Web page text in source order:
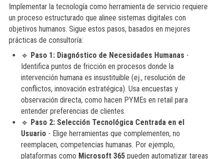
Implementar la tecnología como herramienta de servicio requiere
un proceso estructurado que alinee sistemas digitales con
objetivos humanos. Sigue estos pasos, basados en mejores
prácticas de consultoría:
🔹 Paso 1: Diagnóstico de Necesidades Humanas -
Identifica puntos de fricción en procesos donde la
intervención humana es insustituible (ej., resolución de
conflictos, innovación estratégica). Usa encuestas y
observación directa, como hacen PYMEs en retail para
entender preferencias de clientes.
🔹 Paso 2: Selección Tecnológica Centrada en el
Usuario - Elige herramientas que complementen, no
reemplacen, competencias humanas. Por ejemplo,
plataformas como Microsoft 365pueden automatizar tareas